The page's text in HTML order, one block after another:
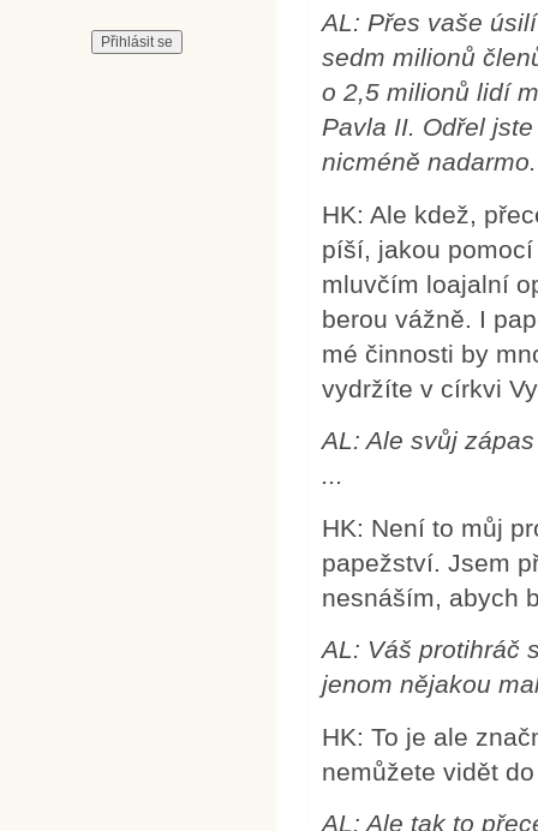
AL: Přes vaše
sedm milionů
o 2,5 milionů lidí
Pavla II. Odřel
nicméně nadarmo.
HK: Ale kdež,
píší, jakou
mluvčím loajalní
berou vážně. I
mé činnosti by
vydržíte v církvi
AL: Ale svůj
...
HK: Není to můj
papežství. Jsem
nesnáším, abych
AL: Váš protihráč
jenom nějakou
HK: To je ale
nemůžete vidět
AL: Ale tak to